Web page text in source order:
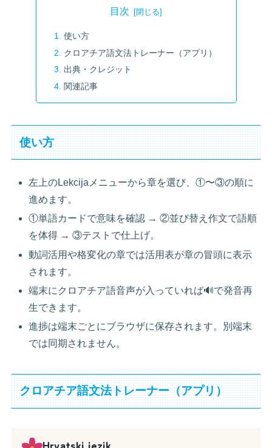
目次
使い方
クロアチア語文法トレーナー（アプリ）
出典・クレジット
関連記事
使い方
左上のLekcijaメニューから章を選び、①〜③の順に
進めます。
①単語カードで意味を確認 → ②並び替え作文で語順
を体得 → ③テストで仕上げ。
動詞活用や格変化の章では活用表が章の冒頭に表示
されます。
端末にクロアチア語音声が入っていれば🔊で発音再
生できます。
進捗は端末ごとにブラウザに保存されます。別端末
では同期されません。
クロアチア語文法トレーナー（アプリ）